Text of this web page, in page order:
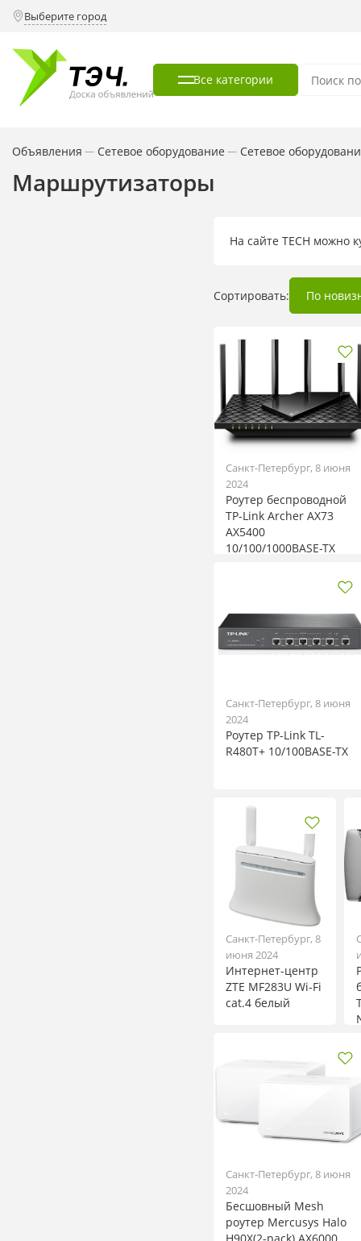
Выберите город
Все категории
Объявления — Сетевое оборудование — Cетевое
Маршрутизаторы
На сайте TECH можно
Сортировать: По
Санкт-Петербург, 8 июня
2024
Роутер беспроводной
TP-Link Archer AX73
AX5400
10/100/1000BASE-TX
Санкт-Петербург, 8 июня
2024
Роутер TP-Link TL-
R480T+ 10/100BASE-TX
Санкт-Петербург, 8
июня 2024
Интернет-центр
ZTE MF283U Wi-Fi
cat.4 белый
Санкт-Петербург, 8 июня
2024
Бесшовный Mesh
роутер Mercusys Halo